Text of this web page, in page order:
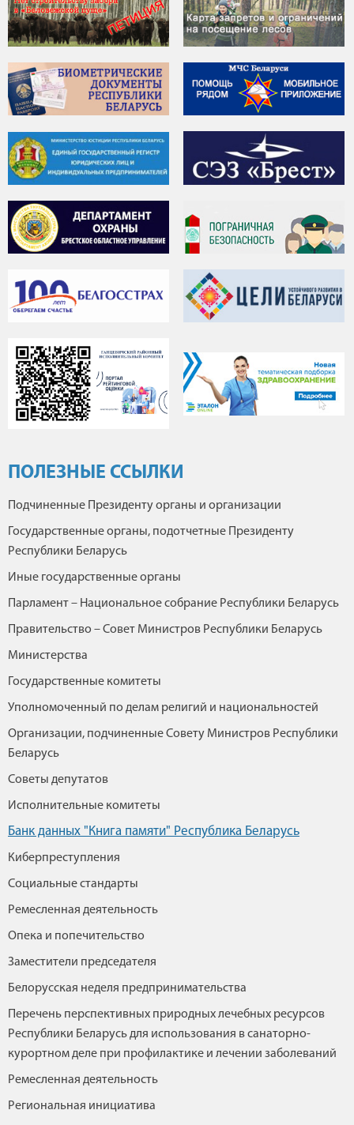
ПОЛЕЗНЫЕ ССЫЛКИ
Подчиненные Президенту органы и организации
Государственные органы, подотчетные Президенту
Республики Беларусь
Иные государственные органы
Парламент – Национальное собрание Республики Беларусь
Правительство – Совет Министров Республики Беларусь
Министерства
Государственные комитеты
Уполномоченный по делам религий и национальностей
Организации, подчиненные Совету Министров Республики
Беларусь
Советы депутатов
Исполнительные комитеты
Банк данных "Книга памяти" Республика Беларусь
Киберпреступления
Социальные стандарты
Ремесленная деятельность
Опека и попечительство
Заместители председателя
Белорусская неделя предпринимательства
Перечень перспективных природных лечебных ресурсов
Республики Беларусь для использования в санаторно-
курортном деле при профилактике и лечении заболеваний
Ремесленная деятельность
Региональная инициатива